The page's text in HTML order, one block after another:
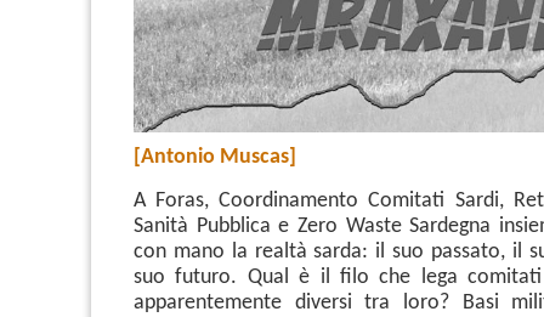
[Antonio Muscas]
A Foras, Coordinamento Comitati Sardi,
Sanità Pubblica e Zero Waste Sardegna
con mano la realtà sarda: il suo passato, il
suo futuro. Qual è il filo che lega comitati
apparentemente diversi tra loro? Basi